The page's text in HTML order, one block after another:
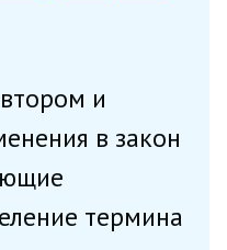
и
в закон
термина